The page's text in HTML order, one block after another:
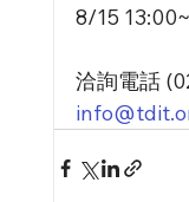
8/15
洽詢電話